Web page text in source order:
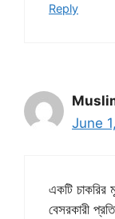
Reply
June
একটি চাকরির
বেসরকারী